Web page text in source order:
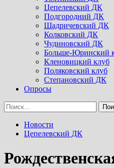
Цепелевский ДК
Подгородний ДК
Шадричевский ДК
Колковский ДК
Чудиновский ДК
Больше-Юринский
Кленовицкий клуб
Поляковский клуб
Степановский ДК
Опросы
Найти:
Новости
Цепелевский ДК